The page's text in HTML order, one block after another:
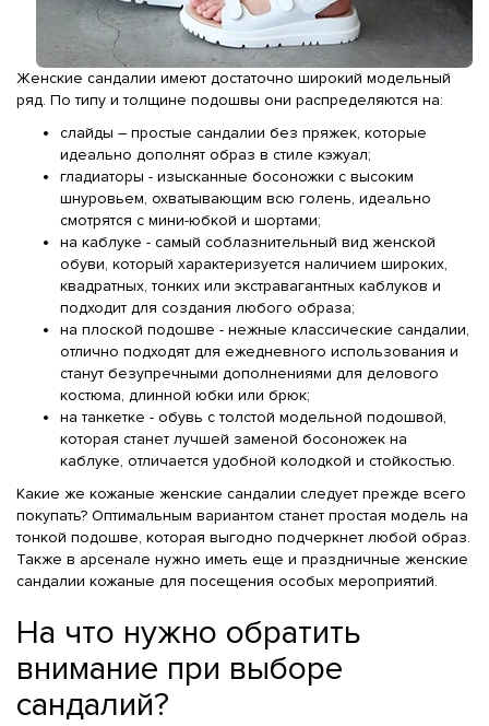
Женские сандалии имеют достаточно широкий модельный
ряд. По типу и толщине подошвы они распределяются на:
слайды – простые сандалии без пряжек, которые
идеально дополнят образ в стиле кэжуал;
гладиаторы - изысканные босоножки с высоким
шнуровьем, охватывающим всю голень, идеально
смотрятся с мини-юбкой и шортами;
на каблуке - самый соблазнительный вид женской
обуви, который характеризуется наличием широких,
квадратных, тонких или экстравагантных каблуков и
подходит для создания любого образа;
на плоской подошве - нежные классические сандалии,
отлично подходят для ежедневного использования и
станут безупречными дополнениями для делового
костюма, длинной юбки или брюк;
на танкетке - обувь с толстой модельной подошвой,
которая станет лучшей заменой босоножек на
каблуке, отличается удобной колодкой и стойкостью.
Какие же кожаные женские сандалии следует прежде всего
покупать? Оптимальным вариантом станет простая модель на
тонкой подошве, которая выгодно подчеркнет любой образ.
Также в арсенале нужно иметь еще и праздничные женские
сандалии кожаные для посещения особых мероприятий.
На что нужно обратить
внимание при выборе
сандалий?